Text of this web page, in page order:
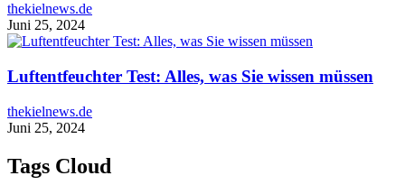
thekielnews.de
Juni 25, 2024
Luftentfeuchter Test: Alles, was Sie wissen müssen
thekielnews.de
Juni 25, 2024
Tags Cloud